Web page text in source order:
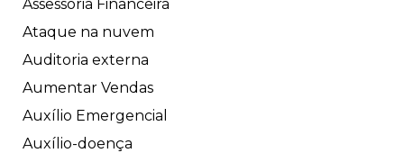
Assessoria Financeira
Ataque na nuvem
Auditoria externa
Aumentar Vendas
Auxílio Emergencial
Auxílio-doença